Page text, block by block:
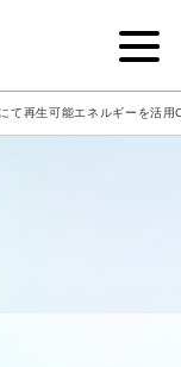
て再生可能エネルギーを活